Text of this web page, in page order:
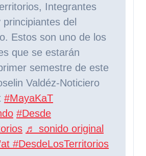
Integrantes
del
Estos son uno de los
que se estarán
semestre de este
Valdéz-Noticiero
#MayaKaT
#Desde
♬ sonido original
#DesdeLosTerritorios